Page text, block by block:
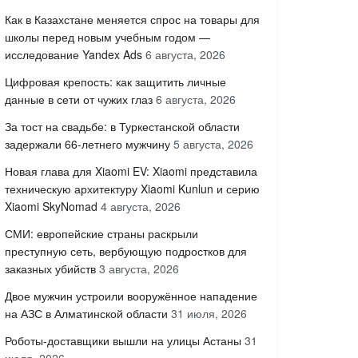
Как в Казахстане меняется спрос на товары для
школы перед новым учебным годом —
исследование Yandex Ads 6 августа, 2026
Цифровая крепость: как защитить личные
данные в сети от чужих глаз 6 августа, 2026
За тост на свадьбе: в Туркестанской области
задержали 66-летнего мужчину 5 августа, 2026
Новая глава для Xiaomi EV: Xiaomi представила
техническую архитектуру Xiaomi Kunlun и серию
Xiaomi SkyNomad 4 августа, 2026
СМИ: европейские страны раскрыли
преступную сеть, вербующую подростков для
заказных убийств 3 августа, 2026
Двое мужчин устроили вооружённое нападение
на АЗС в Алматинской области 31 июля, 2026
Роботы-доставщики вышли на улицы Астаны 31